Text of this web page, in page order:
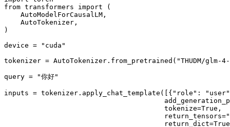
from transformers import (
    AutoModelForCausalLM,
    AutoTokenizer,
)
device =
"cuda"
tokenizer = AutoTokenizer.from_pretrained( "THUDM/glm-
query = "你好"
inputs = tokenizer.apply_chat_template([{ "role" :
"user"
                                       tokenize=
True ,
                                       return_tensors=
                                       return_dict=
True